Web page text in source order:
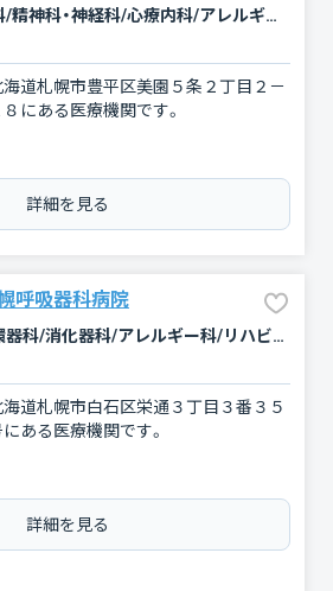
内科/その他/内分泌科/精神科・神経科/心療内科/アレルギー科/小児科/歯科
海道札幌市豊平区美園５条２丁目２－
８にある医療機関です。
詳細を見る
呼吸器科病院
内科/呼吸器内科/循環器科/消化器科/アレルギー科/リハビリテーション
海道札幌市白石区栄通３丁目３番３５
ある医療機関です。
詳細を見る